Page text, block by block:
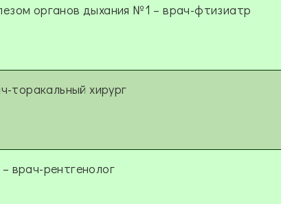
органов дыхания №1 – врач-фтизиатр
торакальный хирург
врач-рентгенолог